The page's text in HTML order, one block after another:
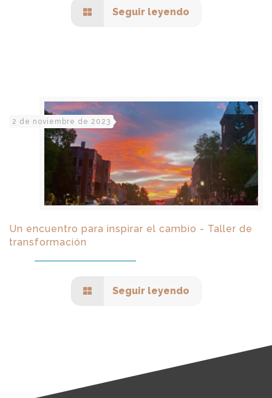
Seguir leyendo
2 de noviembre de 2023
Un encuentro para inspirar el cambio - Taller de
transformación
Seguir leyendo